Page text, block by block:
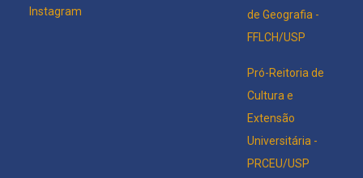
Instagram
de Geografia -
FFLCH/USP
Pró-Reitoria de
Cultura e
Extensão
Universitária -
PRCEU/USP